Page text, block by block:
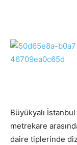
Büyükyalı
metrekare
daire tiplerinde